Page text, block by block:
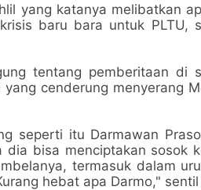
yang katanya melibatkan
baru bara untuk PLTU,
tentang pemberitaan di
cenderung menyerang
seperti itu Darmawan
dia bisa menciptakan sosok
termasuk dalam
hebat apa Darmo," sentil